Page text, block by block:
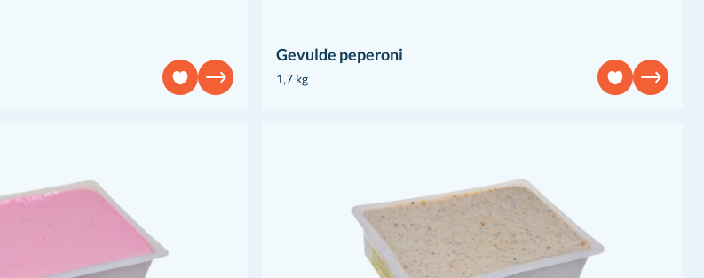
Gevulde peperoni
1,7 kg